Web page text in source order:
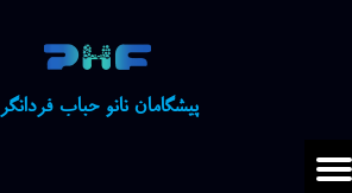
​​پیشگامان نانو حباب فردانگر